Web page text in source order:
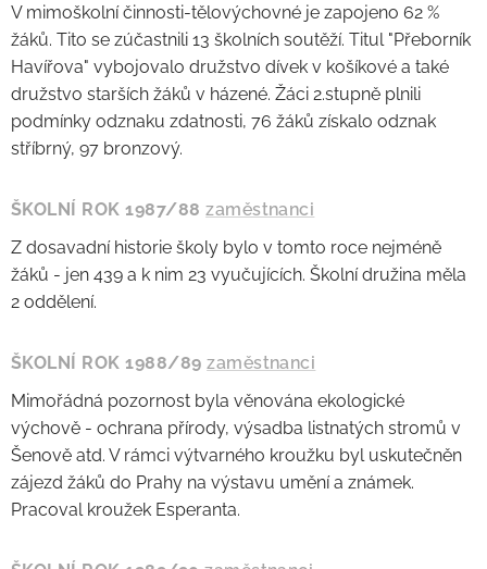
V mimoškolní činnosti-tělovýchovné je zapojeno 62 %
žáků. Tito se zúčastnili 13 školních soutěží. Titul "Přeborník
Havířova" vybojovalo družstvo dívek v košíkové a také
družstvo starších žáků v házené. Žáci 2.stupně plnili
podmínky odznaku zdatnosti, 76 žáků získalo odznak
stříbrný, 97 bronzový.
ŠKOLNÍ ROK 1987/88zaměstnanci
Z dosavadní historie školy bylo v tomto roce nejméně
žáků - jen 439 a k nim 23 vyučujících. Školní družina měla
2 oddělení.
ŠKOLNÍ ROK 1988/89zaměstnanci
Mimořádná pozornost byla věnována ekologické
výchově - ochrana přírody, výsadba listnatých stromů v
Šenově atd. V rámci výtvarného kroužku byl uskutečněn
zájezd žáků do Prahy na výstavu umění a známek.
Pracoval kroužek Esperanta.